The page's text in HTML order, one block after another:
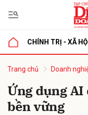
CHÍNH TRỊ - XÃ HỘI
Trang chủ Doanh
Ứng dụng
bền vững
luận